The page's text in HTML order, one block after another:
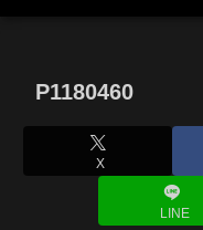
P1180460
X
LINE